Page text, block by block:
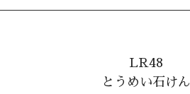
LR48
とうめい石けん